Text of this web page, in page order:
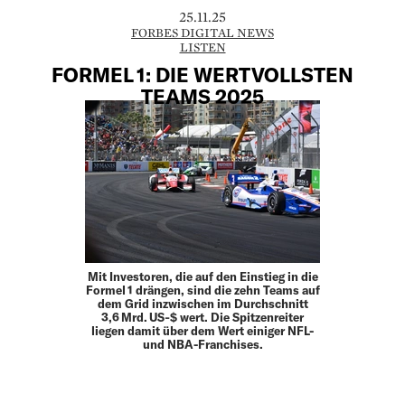
25.11.25
FORBES DIGITAL NEWS
LISTEN
FORMEL 1: DIE WERTVOLLSTEN
TEAMS 2025
Mit Investoren, die auf den Einstieg in die
Formel 1 drängen, sind die zehn Teams auf
dem Grid inzwischen im Durchschnitt
3,6 Mrd. US‑$ wert. Die Spitzenreiter
liegen damit über dem Wert einiger NFL-
und NBA-Franchises.